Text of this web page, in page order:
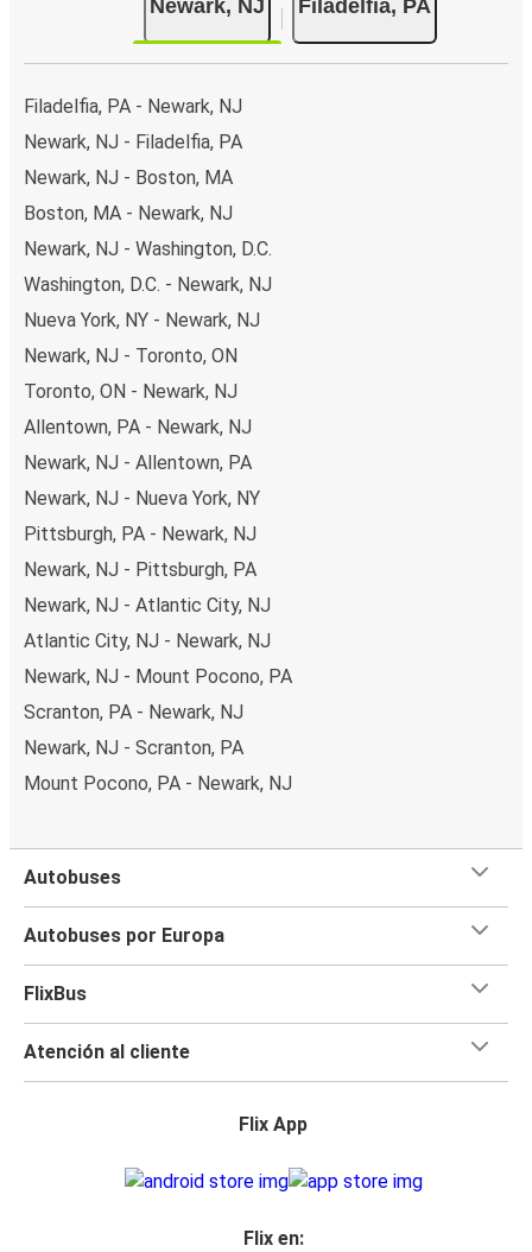
Newark, NJ Filadelfia, PA
Filadelfia, PA - Newark, NJ
Newark, NJ - Filadelfia, PA
Newark, NJ - Boston, MA
Boston, MA - Newark, NJ
Newark, NJ - Washington, D.C.
Washington, D.C. - Newark, NJ
Nueva York, NY - Newark, NJ
Newark, NJ - Toronto, ON
Toronto, ON - Newark, NJ
Allentown, PA - Newark, NJ
Newark, NJ - Allentown, PA
Newark, NJ - Nueva York, NY
Pittsburgh, PA - Newark, NJ
Newark, NJ - Pittsburgh, PA
Newark, NJ - Atlantic City, NJ
Atlantic City, NJ - Newark, NJ
Newark, NJ - Mount Pocono, PA
Scranton, PA - Newark, NJ
Newark, NJ - Scranton, PA
Mount Pocono, PA - Newark, NJ
Autobuses
Autobuses por Europa
FlixBus
Atención al cliente
Flix App
Flix en: